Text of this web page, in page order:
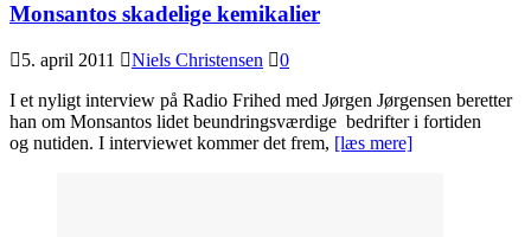
Monsantos skadelige kemikalier
5. april 2011 Niels Christensen
0
I et nyligt interview på Radio Frihed med Jørgen Jørgensen beretter
han om Monsantos lidet beundringsværdige bedrifter i fortiden
og nutiden. I interviewet kommer det frem, [læs mere]